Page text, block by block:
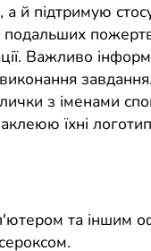
й підтримую
подальших
Важливо
виконання
з іменами
їхні
та іншим